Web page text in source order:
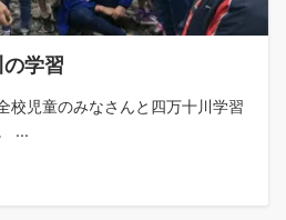
学習
校児童のみなさんと四万十川学習
...